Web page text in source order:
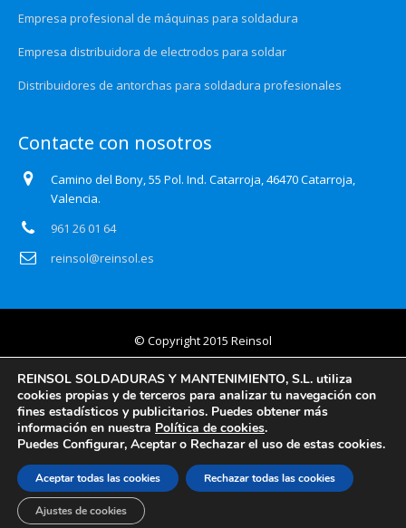
Empresa profesional de máquinas para soldadura
Empresa distribuidora de electrodos para soldar
Distribuidores de antorchas para soldadura profesionales
Contacte con nosotros
Camino del Bony, 55 Pol. Ind. Catarroja, 46470 Catarroja,
Valencia.
961 26 01 64
reinsol@reinsol.es
© Copyright 2015 Reinsol
Aviso legal
Política de privacidad
Certificado Auditoría Web
Información básica y detallada en protección de datos
REINSOL SOLDADURAS Y MANTENIMIENTO, S.L. utiliza
cookies propias y de terceros para analizar tu navegación con
fines estadísticos y publicitarios. Puedes obtener más
información en nuestra Política de cookies.
Puedes Configurar, Aceptar o Rechazar el uso de estas cookies.
Aceptar todas las cookies Rechazar todas las cookies
Ajustes de cookies